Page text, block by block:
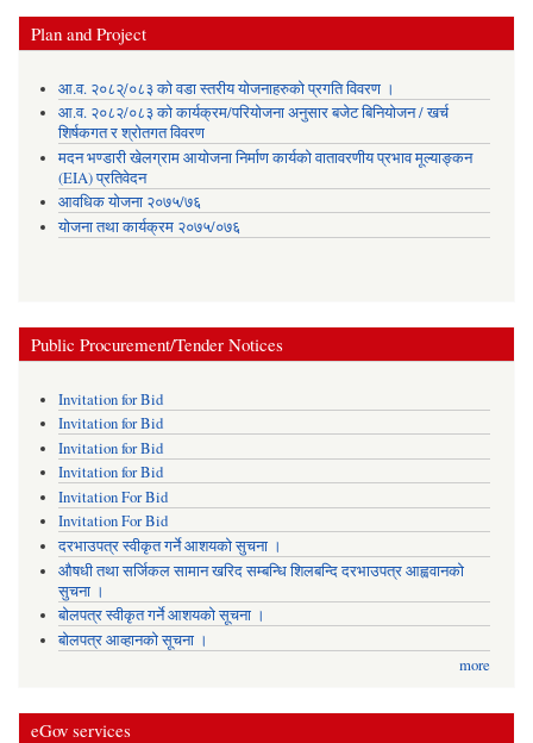
Plan and Project
आ.व. २०८२्/०८३ को वडा स्तरीय योजनाहरुको प्रगति विवरण ।
आ.व. २०८२/०८३ को कार्यक्रम/परियोजना अनुसार बजेट बिनियोजन / खर्च
शिर्षकगत र श्रोतगत विवरण
मदन भण्डारी खेलग्राम आयोजना निर्माण कार्यको वातावरणीय प्रभाव मूल्याङ्कन
(EIA) प्रतिवेदन
आवधिक योजना २०७५/७६
योजना तथा कार्यक्रम २०७५/०७६
Public Procurement/Tender Notices
Invitation for Bid
Invitation for Bid
Invitation for Bid
Invitation for Bid
Invitation For Bid
Invitation For Bid
दरभाउपत्र स्वीकृत गर्ने आशयको सुचना ।
औषधी तथा सर्जिकल सामान खरिद सम्बन्धि शिलबन्दि दरभाउपत्र आह्ववानको
सुचना ।
बोलपत्र स्वीकृत गर्ने आशयको सूचना ।
बोलपत्र आव्हानको सूचना ।
more
eGov services